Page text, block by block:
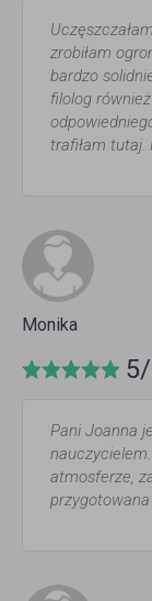
zrobiłam
bardzo
filolog
trafiłam tutaj.
Monika
Pani Joanna
atmosferze,